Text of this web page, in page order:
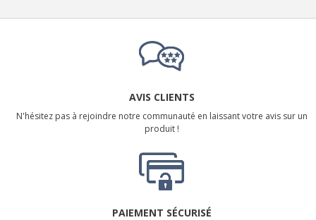
AVIS CLIENTS
N'hésitez pas à rejoindre notre communauté en laissant votre avis sur un
produit !
PAIEMENT SÉCURISÉ